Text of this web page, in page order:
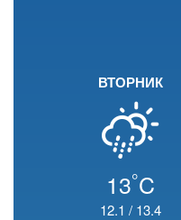
ВТОРНИК
13°C
12.1 / 13.4